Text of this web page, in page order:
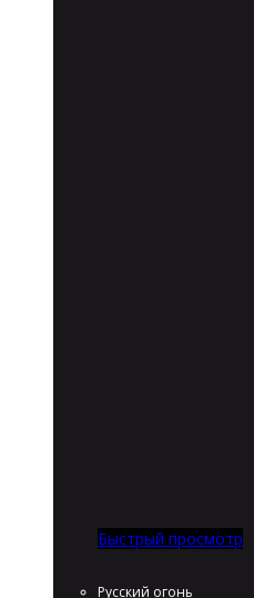
Быстрый просмотр
Русский огонь